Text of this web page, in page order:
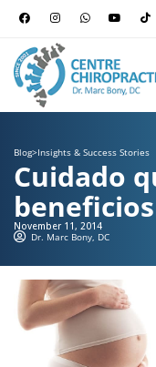
Blog>Insights & Success Stories
Cuidado
beneficios
November 11, 2014
Dr. Marc Bony, DC